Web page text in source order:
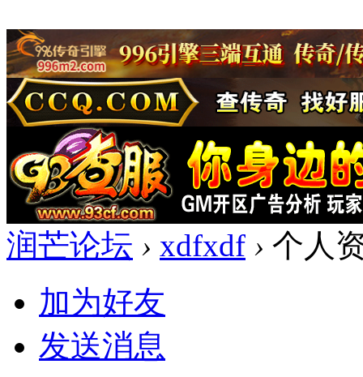
润芒论坛 › xdfxdf › 个人
加为好友
发送消息